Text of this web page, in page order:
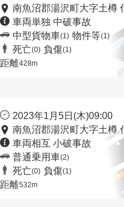
南魚沼郡湯沢町大字土樽
車両単独 中破事故
中型貨物車(1) 物件等(1)
死亡(0) 負傷(1)
距離428m
2023年1月5日(木)09:00
南魚沼郡湯沢町大字土樽
車両相互 小破事故
普通乗用車(2)
死亡(0) 負傷(1)
距離532m